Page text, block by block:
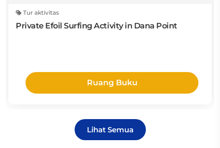
Tur aktivitas
Private Efoil Surfing Activity in Dana Point
Ruang Buku
Lihat Semua